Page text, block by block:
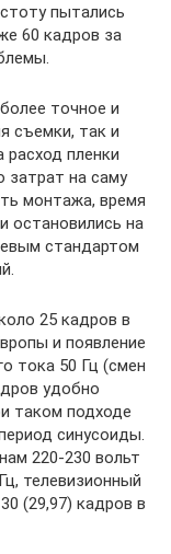
пытались
60 кадров за
точное и
съемки, так и
расход пленки
затрат на саму
монтажа, время
остановились на
стандартом
25 кадров в
и появление
тока 50 Гц (смен
удобно
таком подходе
синусоиды.
220-230 вольт
телевизионный
(29,97) кадров в